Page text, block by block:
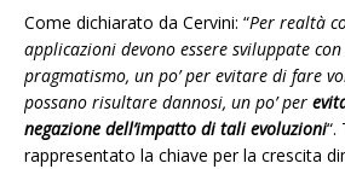
Come dichiarato da Cervini: “Per realtà
applicazioni devono essere sviluppate
pragmatismo, un po’ per evitare di fare
possano risultare dannosi, un po’ per
negazione dell’impatto di tali evoluzioni
rappresentato la chiave per la crescita